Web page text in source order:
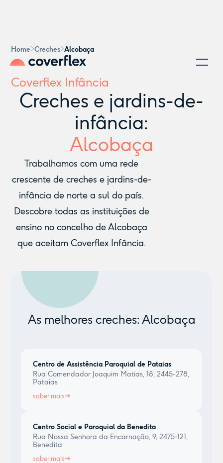
Home Creches Alcobaça
Coverflex Infância
Creches e jardins-de-
infância:
Alcobaça
Trabalhamos com uma rede
crescente de creches e jardins-de-
infância de norte a sul do país.
Descobre todas as instituições de
ensino no concelho de Alcobaça
que aceitam Coverflex Infância.
As melhores creches: Alcobaça
Centro de Assistência Paroquial de Pataias
Rua Comendador Joaquim Matias, 18, 2445-278,
Pataias
saber mais
Centro Social e Paroquial da Benedita
Rua Nossa Senhora da Encarnação, 9, 2475-121,
Benedita
saber mais